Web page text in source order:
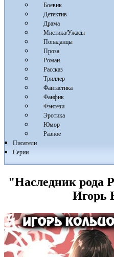
Боевик
Детектив
Драма
Мистика/Ужасы
Попаданцы
Проза
Роман
Рассказ
Триллер
Фантастика
Фанфик
Фэнтези
Эротика
Юмор
Разное
Писатели
Серии
"Наследник рода
Игорь